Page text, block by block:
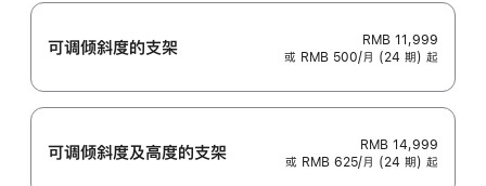
可调倾斜度的支架
RMB 11,999
或 RMB 500/月 (24 期) 起
可调倾斜度及高‍度的支‍架
RMB 14,999
或 RMB 625/月 (24 期) 起